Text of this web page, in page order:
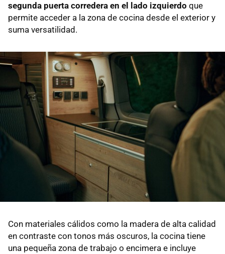
segunda puerta corredera en el lado izquierdo que
permite acceder a la zona de cocina desde el exterior y
suma versatilidad.
Con materiales cálidos como la madera de alta calidad
en contraste con tonos más oscuros, la cocina tiene
una pequeña zona de trabajo o encimera e incluye